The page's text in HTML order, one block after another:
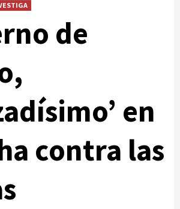
de
en
contra las